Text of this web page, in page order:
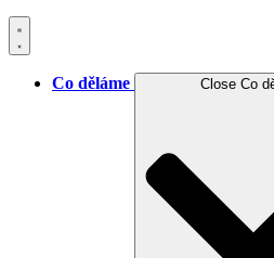
Co děláme Close Co